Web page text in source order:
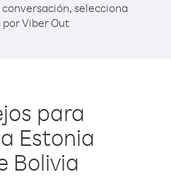
conversación, selecciona
Viber Out
para
Estonia
Bolivia